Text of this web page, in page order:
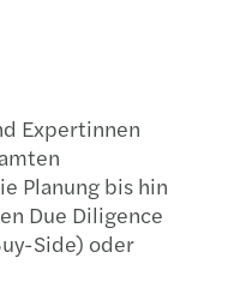
Expertinnen
Planung bis hin
Due Diligence
Side) oder